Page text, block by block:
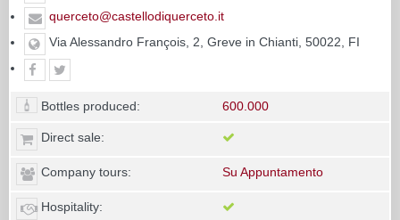
querceto@castellodiquerceto.it
Via Alessandro François, 2, Greve in Chianti, 50022, FI
Bottles produced: 600.000
Direct sale:
Company tours: Su Appuntamento
Hospitality: